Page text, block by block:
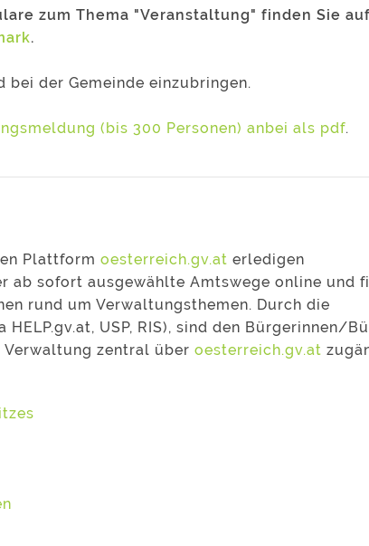
zum Thema "Veranstaltung" finden Sie
.
der Gemeinde einzubringen.
(bis 300 Personen) anbei als pdf.
Plattform oesterreich.gv.at erledigen
ab sofort ausgewählte Amtswege online und
rund um Verwaltungsthemen. Durch die
USP, RIS), sind den Bürgerinnen/
zentral über oesterreich.gv.at